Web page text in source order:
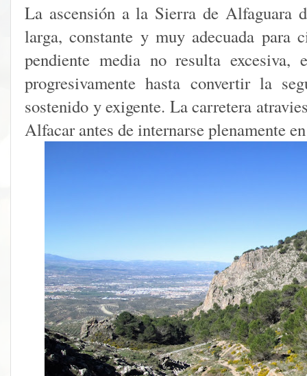
La ascensión a la Sierra de Alfaguara
larga, constante y muy adecuada para
pendiente media no resulta excesiva,
progresivamente hasta convertir la
sostenido y exigente. La carretera
Alfacar antes de internarse plenamente